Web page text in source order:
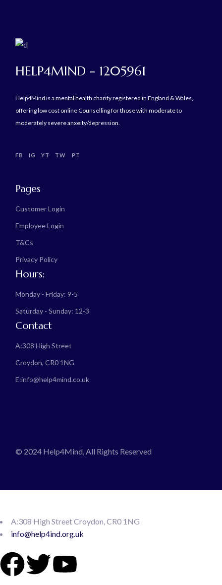
HELP4MIND - 1205961
Help4Mind is a mental health charity registered in England & Wales,
offering low cost online Counselling for those with moderate to
moderately severe anxeity/depression.
FB IG YT TW PT
Pages
Customer Login
Employee Login
T&Cs
Privacy Policy
Hours:
Monday - Friday: 9-5
Saturday - Sunday: 12-3
Contact
A:308 High Street
Croydon, CR0 1NG
E:info@help4mind.co.uk
© 2024 Help4Mind, All Rights Reserved
A:308 High Street Croydon, CR0 1NG
info@help4ind.org.uk